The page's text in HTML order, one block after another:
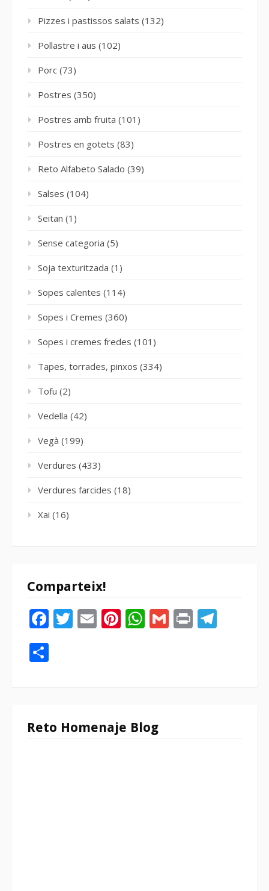
Pizzes i pastissos salats (132)
Pollastre i aus (102)
Porc (73)
Postres (350)
Postres amb fruita (101)
Postres en gotets (83)
Reto Alfabeto Salado (39)
Salses (104)
Seitan (1)
Sense categoria (5)
Soja texturitzada (1)
Sopes calentes (114)
Sopes i Cremes (360)
Sopes i cremes fredes (101)
Tapes, torrades, pinxos (334)
Tofu (2)
Vedella (42)
Vegà (199)
Verdures (433)
Verdures farcides (18)
Xai (16)
Comparteix!
Facebook
Twitter
EmailPinterest
WhatsApp
Gmail
Print
Reto Homenaje Blog